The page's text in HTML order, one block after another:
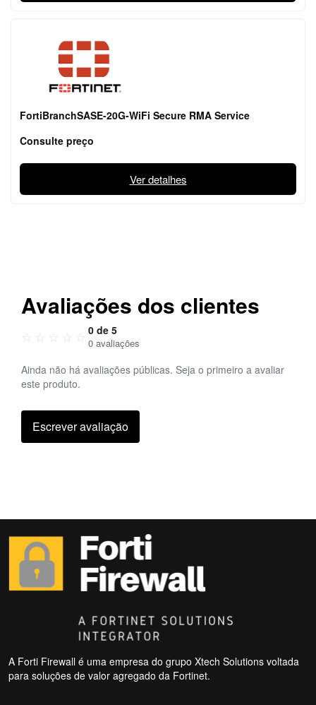
FortiBranchSASE-20G-WiFi Secure RMA Service
Consulte preço
Ver detalhes
Avaliações dos clientes
☆ ☆ ☆ ☆ ☆ 0 de 5
0 avaliações
Ainda não há avaliações públicas. Seja o primeiro a avaliar
este produto.
Escrever avaliação
A Forti Firewall é uma empresa do grupo Xtech Solutions voltada
para soluções de valor agregado da Fortinet.